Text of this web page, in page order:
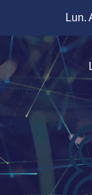
contenido
Lun.